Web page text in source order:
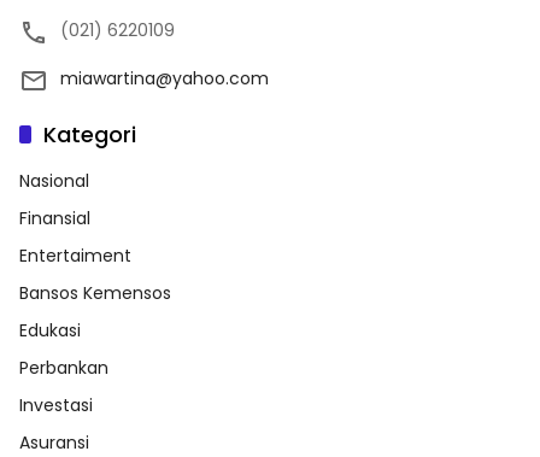
(021) 6220109
miawartina@yahoo.com
Kategori
Nasional
Finansial
Entertaiment
Bansos Kemensos
Edukasi
Perbankan
Investasi
Asuransi